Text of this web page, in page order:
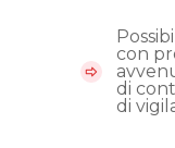
con
di
di